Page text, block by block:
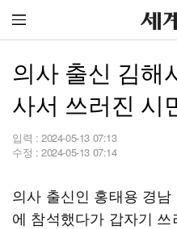
의사 출신 김해
사서 쓰러진 시
입력 : 2024-05-13 07:13
수정 : 2024-05-13 07:14
의사 출신인 홍태용 경
에 참석했다가 갑자기